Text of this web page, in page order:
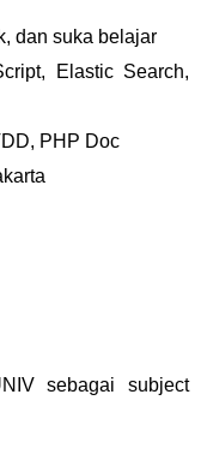
dan suka belajar
Elastic Search,
PHP Doc
sebagai subject